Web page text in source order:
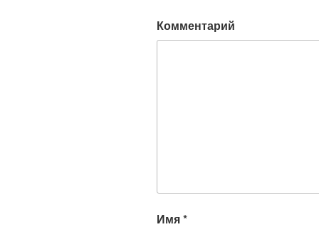
Комментарий
Имя*